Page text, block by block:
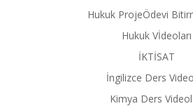
Hukuk ProjeÖdevi
Hukuk Vİdeoları
İKTİSAT
İngilizce Ders
Kimya Ders